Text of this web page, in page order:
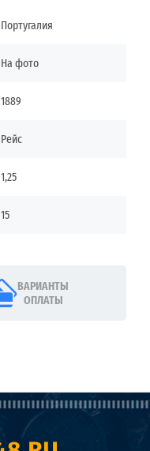
Португалия
На фото
1889
Рейс
1,25
15
ВАРИАНТЫ
ОПЛАТЫ